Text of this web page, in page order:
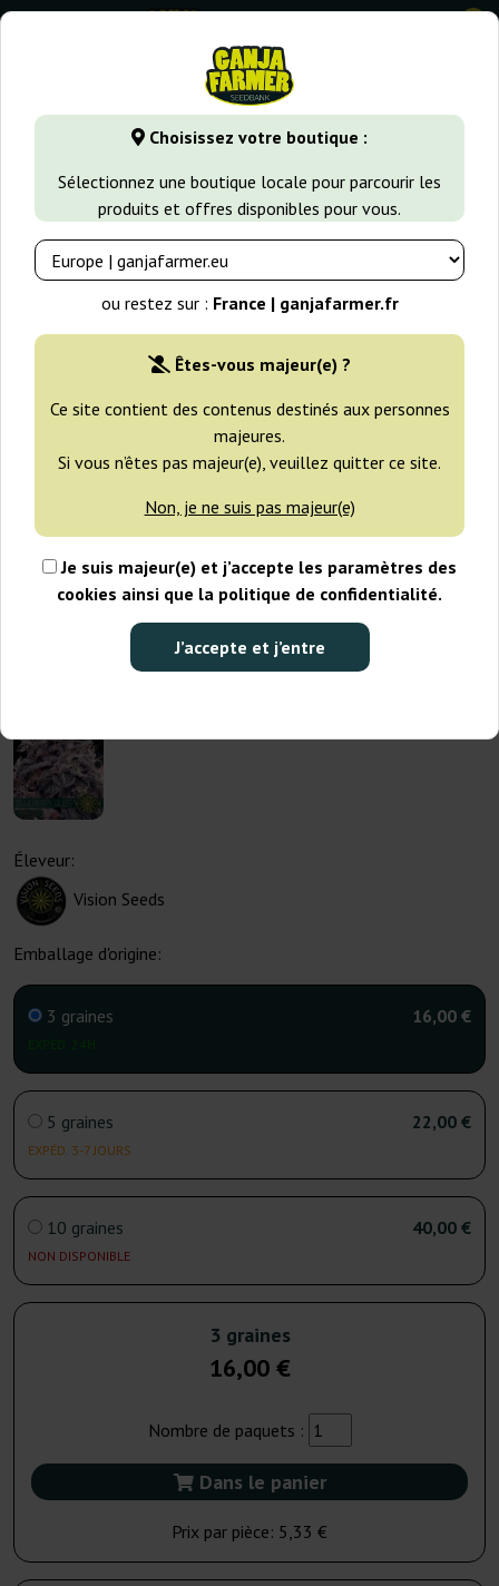
Choisissez votre boutique :
Sélectionnez une boutique locale pour parcourir les
produits et offres disponibles pour vous.
ou restez sur : France | ganjafarmer.fr
Êtes-vous majeur(e) ?
Ce site contient des contenus destinés aux personnes
majeures.
Si vous n’êtes pas majeur(e), veuillez quitter ce site.
Non, je ne suis pas majeur(e)
Je suis majeur(e) et j’accepte les paramètres des
cookies ainsi que la politique de confidentialité.
J’accepte et j’entre
0
GanjaFarmer.fr Variétés de Cannabis Blueberry
Éleveur:
Vision Seeds
Emballage d'origine:
3 graines 16,00 €
5 graines
EXPÉD. 3-7 JOURS
22,00 €
10 graines
NON DISPONIBLE
40,00 €
3 graines
16,00 €
Nombre de paquets :
Dans le panier
Prix par pièce: 5,33 €